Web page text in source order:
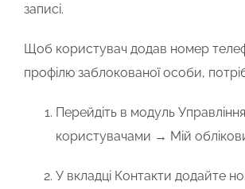
записі.
Щоб користувач додав номер
профілю заблокованої особи,
Перейдіть в модуль Управління
користувачами → Мій
У вкладці Контакти додайте